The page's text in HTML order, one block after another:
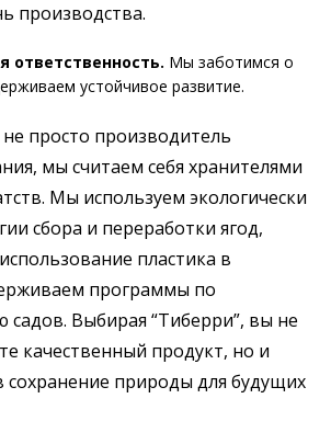
производства.
ответственность. Мы заботимся о
устойчивое развитие.
не просто производитель
мы считаем себя хранителями
Мы используем экологически
сбора и переработки ягод,
пластика в
программы по
садов. Выбирая “Тиберри”, вы не
качественный продукт, но и
сохранение природы для будущих